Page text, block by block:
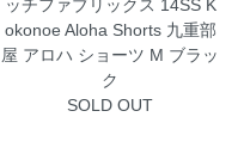
ッチファブリックス 14SS K
okonoe Aloha Shorts 九重部
屋 アロハ ショーツ M ブラッ
ク
SOLD OUT